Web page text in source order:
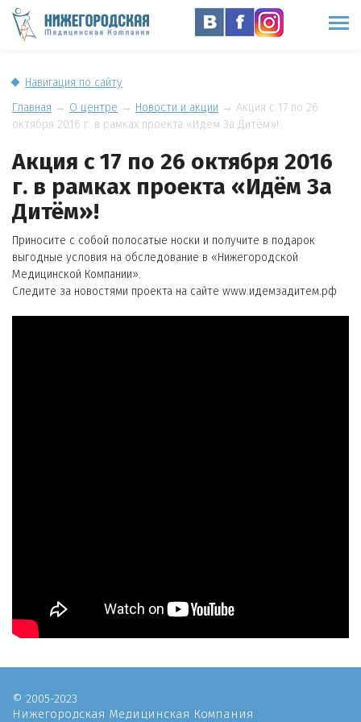
Навигация по сайту
Главная → О центре → Новости и акции → Акция с 17 по 26
октября 2016 г. в рамках проекта «Идём За Дитём»!
Акция с 17 по 26 октября 2016
г. в рамках проекта «Идём За
Дитём»!
Приносите с собой полосатые носки и получите в подарок
выгодные условия на обследование в «Нижегородской
Медицинской Компании».
Следите за новостями проекта на сайте www.идемзадитем.рф
© 2005-2023
Нижегородская Медицинская Компания